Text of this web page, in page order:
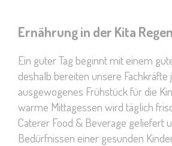
Ernährung in der Kita
Ein guter Tag beginnt mit einem
deshalb bereiten unsere Fachkräfte
ausgewogenes Frühstück für die
warme Mittagessen wird täglich
Caterer Food & Beverage geliefert
Bedürfnissen einer gesunden